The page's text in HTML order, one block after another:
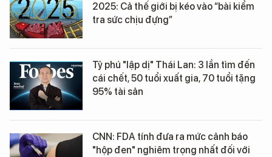
2025: Cả thế giới bị kéo vào “bài kiểm
tra sức chịu đựng”
Tỷ phú "lập dị" Thái Lan: 3 lần tìm đến
cái chết, 50 tuổi xuất gia, 70 tuổi tặng
95% tài sản
CNN: FDA tính đưa ra mức cảnh báo
"hộp đen" nghiêm trọng nhất đối với